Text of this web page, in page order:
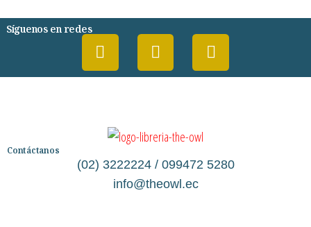
Síguenos en redes
Contáctanos
(02) 3222224 / 099472 5280
info@theowl.ec